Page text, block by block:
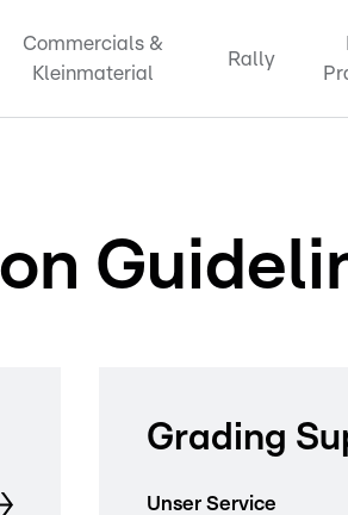
Commercials &
Kleinmaterial
Rally
Grading
Unser Service